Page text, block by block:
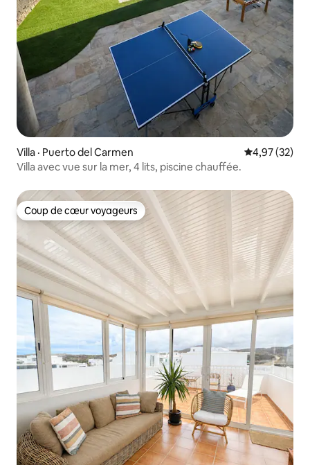
Villa · Puerto del Carmen Note
4,97 (32)
Villa avec vue sur la mer, 4 lits, piscine chauffée.
Coup de cœur voyageurs
Coup de cœur voyageurs